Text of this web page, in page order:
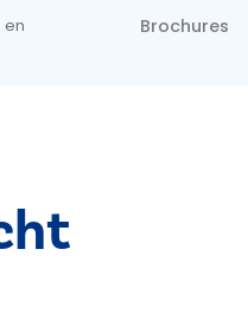
en
Brochures